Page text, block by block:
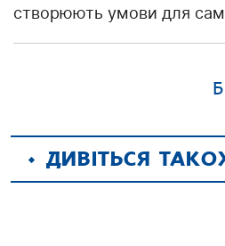
створюють умови для
ДИВІТЬСЯ